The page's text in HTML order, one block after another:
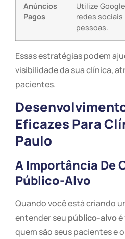
Anúncios
Pagos
Utilize
redes sociais
pessoas.
Essas estratégias podem
visibilidade da sua clínica,
pacientes.
Eficazes Para
Paulo
A Importância De
Público-Alvo
Quando você está criando
entender seu público-alvoé
quem são seus pacientes e